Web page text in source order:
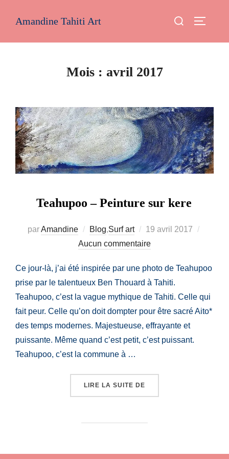
Amandine Tahiti Art Rechercher :
Mois : avril 2017
Teahupoo – Peinture sur kere
parAmandine Blog,Surf art
Publié
le
19 avril 2017
Aucun commentaire
Ce jour-là, j’ai été inspirée par une photo de Teahupoo
prise par le talentueux Ben Thouard à Tahiti.
Teahupoo, c’est la vague mythique de Tahiti. Celle qui
fait peur. Celle qu’on doit dompter pour être sacré Aito*
des temps modernes. Majestueuse, effrayante et
puissante. Même quand c’est petit, c’est puissant.
Teahupoo, c’est la commune à …
LIRE LA SUITE DE